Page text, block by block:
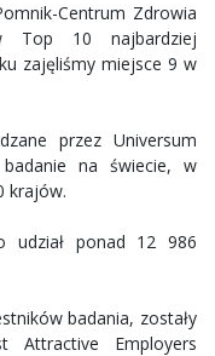
Centrum Zdrowia
Top 10 najbardziej
zajęliśmy miejsce 9 w
przez Universum
na świecie, w
krajów.
udział ponad 12 986
badania, zostały
Attractive Employers